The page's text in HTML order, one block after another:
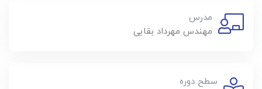
مدرس
مهندس مهرداد بقایی
سطح دوره